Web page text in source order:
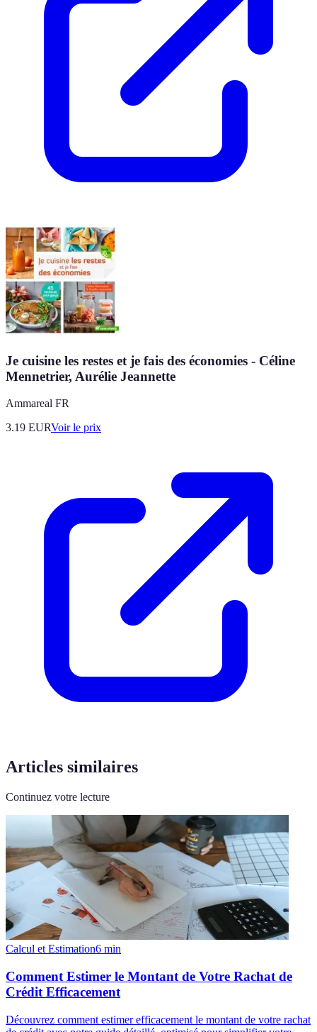
Je cuisine les restes et je fais des économies - Céline
Mennetrier, Aurélie Jeannette
Ammareal FR
3.19 EURVoir le prix
Articles similaires
Continuez votre lecture
Calcul et Estimation6 min
Comment Estimer le Montant de Votre Rachat de
Crédit Efficacement
Découvrez comment estimer efficacement le montant de votre rachat